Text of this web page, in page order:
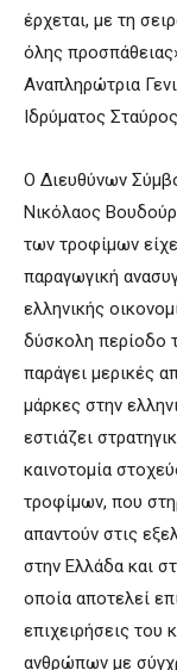
έρχεται, με τη
όλης
Αναπληρώτρια
Ιδρύματος
Ο Διευθύνων
Νικόλαος
των τροφίμων
παραγωγική
ελληνικής
δύσκολη περίοδο
παράγει μερικές
μάρκες στην
εστιάζει
καινοτομία
τροφίμων, που
απαντούν στις
στην Ελλάδα και
οποία αποτελεί
επιχειρήσεις του
ανθρώπων με